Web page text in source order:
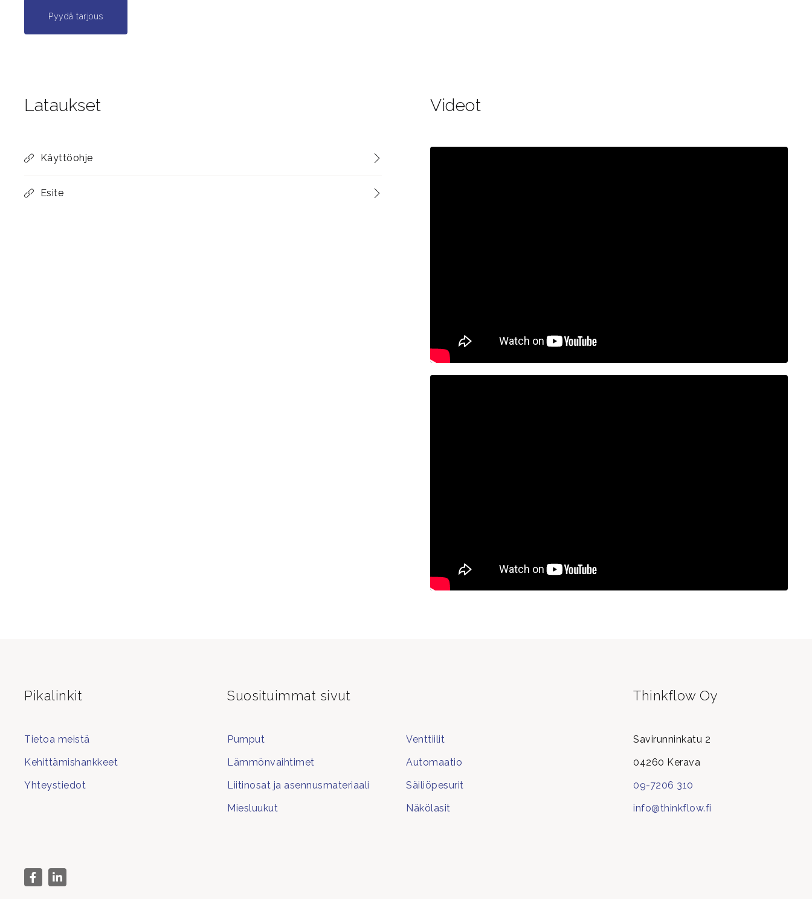
Pyydä tarjous
Lataukset
Käyttöohje
Esite
Videot
Pikalinkit
Tietoa meistä
Kehittämishankkeet
Yhteystiedot
Suosituimmat sivut
Pumput
Venttiilit
Lämmönvaihtimet
Automaatio
Liitinosat ja asennusmateriaali
Säiliöpesurit
Miesluukut
Näkölasit
Thinkflow Oy
Savirunninkatu 2
04260 Kerava
09-7206 310
info@thinkflow.fi